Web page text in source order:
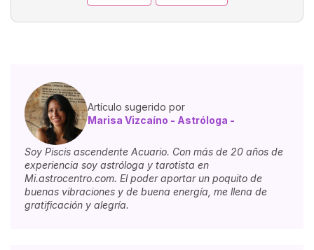
Artículo sugerido por
Marisa Vizcaíno - Astróloga -
Soy Piscis ascendente Acuario. Con más de 20 años de
experiencia soy astróloga y tarotista en
Mi.astrocentro.com. El poder aportar un poquito de
buenas vibraciones y de buena energía, me llena de
gratificación y alegría.